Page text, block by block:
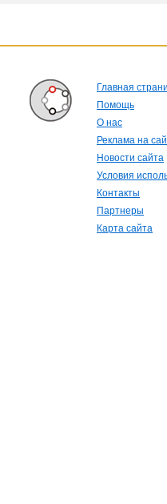
Главная
Помощь
О нас
Реклама на
Новости сайта
Условия
Контакты
Партнеры
Карта сайта